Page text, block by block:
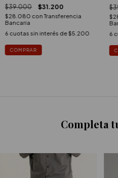
$39.000 $31.200
$28.080 con Transferencia
Bancaria
6 cuotas sin interés de$5.200
COMPRAR
6
Completa